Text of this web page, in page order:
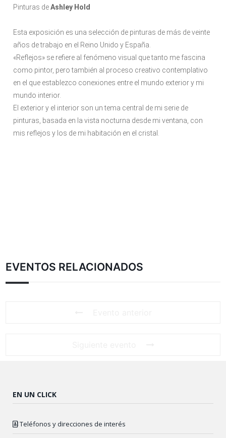
Pinturas deAshley Hold
Esta exposición es una selección de pinturas de más de veinte
años de trabajo en el Reino Unido y España.
«Reflejos» se refiere al fenómeno visual que tanto me fascina
como pintor, pero también al proceso creativo contemplativo
en el que establezco conexiones entre el mundo exterior y mi
mundo interior.
El exterior y el interior son un tema central de mi serie de
pinturas, basada en la vista nocturna desde mi ventana, con
mis reflejos y los de mi habitación en el cristal.
EVENTOS RELACIONADOS
EN UN CLICK
Teléfonos y direcciones de interés